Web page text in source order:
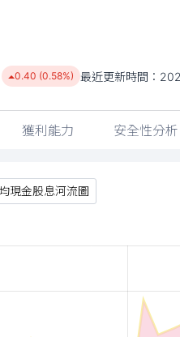
0.40 (0.58%) 最近更新時間：
獲利能力 安全性分析
現金股息河流圖